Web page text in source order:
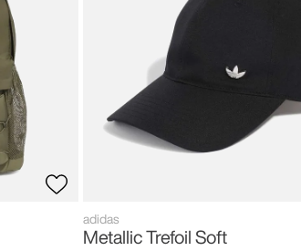
adidas
Metallic Trefoil Soft